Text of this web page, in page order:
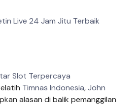
Live 24 Jam Jitu Terbaik
Slot Terpercaya
Timnas Indonesia,John
alasan di balik pemanggilan